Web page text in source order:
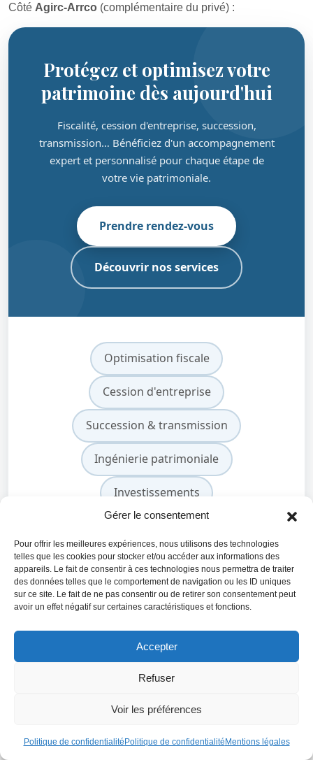
Gérer le consentement
Pour offrir les meilleures expériences, nous utilisons des technologies
telles que les cookies pour stocker et/ou accéder aux informations des
appareils. Le fait de consentir à ces technologies nous permettra de traiter
des données telles que le comportement de navigation ou les ID uniques
sur ce site. Le fait de ne pas consentir ou de retirer son consentement peut
avoir un effet négatif sur certaines caractéristiques et fonctions.
Accepter
Refuser
Voir les préférences
Politique de confidentialité Politique de confidentialité Mentions légales
Côté Agirc-Arrco (complémentaire du privé) :
Protégez et optimisez votre
patrimoine dès aujourd'hui
Fiscalité, cession d'entreprise, succession,
transmission… Bénéficiez d'un accompagnement
expert et personnalisé pour chaque étape de
votre vie patrimoniale.
Prendre rendez-vous
Découvrir nos services
Optimisation fiscale
Cession d'entreprise
Succession & transmission
Ingénierie patrimoniale
Investissements
+20 ans d'expertise patrimoniale
360° Approche globale et indépendante
100% Conseils sur-mesure
Conseiller indépendant certifié
Réponse sous 24h
Accompagnement personnalisé
des droits acquis par le défunt;
– elle n’est pas soumise à condition de ressources ;